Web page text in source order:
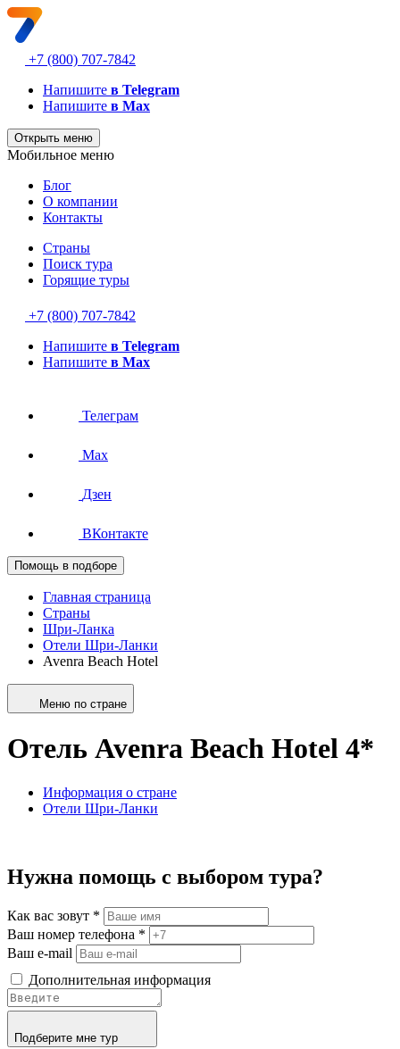
+7 (800) 707-7842
Напишите в Telegram
Напишите в Max
Открыть меню
Мобильное меню
Блог
О компании
Контакты
Страны
Поиск тура
Горящие туры
+7 (800) 707-7842
Напишите в Telegram
Напишите в Max
Телеграм
Max
Дзен
ВКонтакте
Помощь в подборе
Главная страница
Страны
Шри-Ланка
Отели Шри-Ланки
Avenra Beach Hotel
Меню по стране
Отель Avenra Beach Hotel 4*
Информация о стране
Отели Шри-Ланки
Нужна помощь с выбором тура?
Как вас зовут *
Ваш номер телефона *
Ваш e-mail
Дополнительная информация
Подберите мне тур